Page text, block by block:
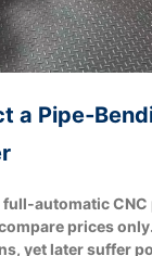
a
CNC
prices
yet later suffer